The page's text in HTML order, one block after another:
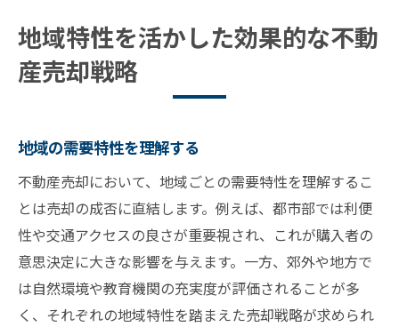
地域特性を活かした効果的な不動
産売却戦略
地域の需要特性を理解する
不動産売却において、地域ごとの需要特性を理解するこ
とは売却の成否に直結します。例えば、都市部では利便
性や交通アクセスの良さが重要視され、これが購入者の
意思決定に大きな影響を与えます。一方、郊外や地方で
は自然環境や教育機関の充実度が評価されることが多
く、それぞれの地域特性を踏まえた売却戦略が求められ